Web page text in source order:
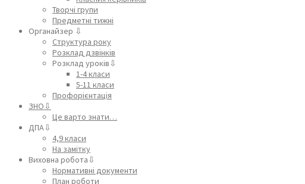
Творчі групи
Предметні тижні
Органайзер ⇩
Структура року
Розклад дзвінків
Розклад уроків⇩
1-4 класи
5-11 класи
Профорієнтація
ЗНО⇩
Це варто знати…
ДПА⇩
4,9 класи
На замітку
Виховна робота⇩
Нормативні документи
План роботи